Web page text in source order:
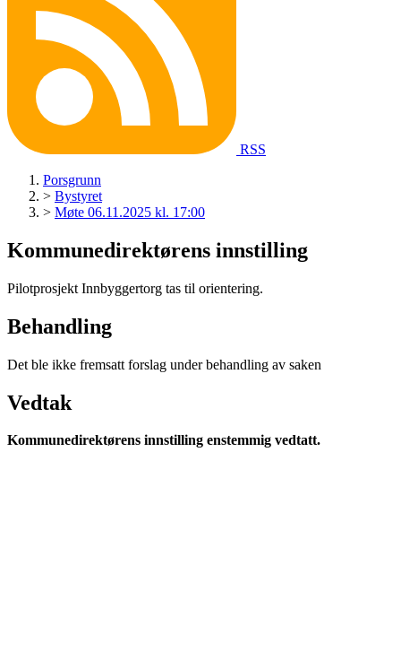
RSS
Porsgrunn
> Bystyret
> Møte 06.11.2025 kl. 17:00
Kommunedirektørens innstilling
Pilotprosjekt Innbyggertorg tas til orientering.
Behandling
Det ble ikke fremsatt forslag under behandling av saken
Vedtak
Kommunedirektørens innstilling enstemmig vedtatt.